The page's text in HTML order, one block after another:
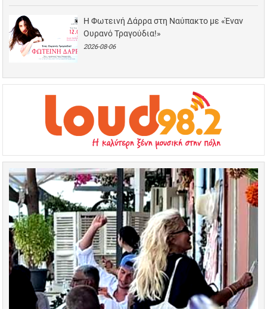
Η Φωτεινή Δάρρα στη Ναύπακτο με «Έναν
Ουρανό Τραγούδια!»
2026-08-06